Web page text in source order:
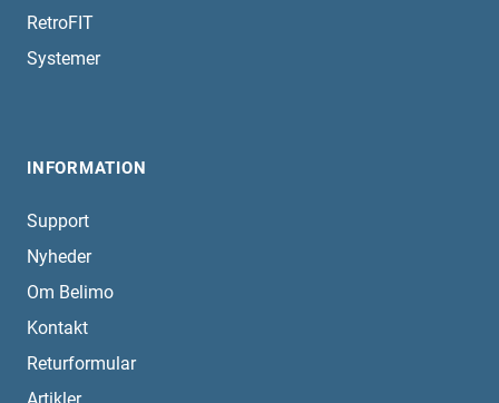
RetroFIT
Systemer
INFORMATION
Support
Nyheder
Om Belimo
Kontakt
Returformular